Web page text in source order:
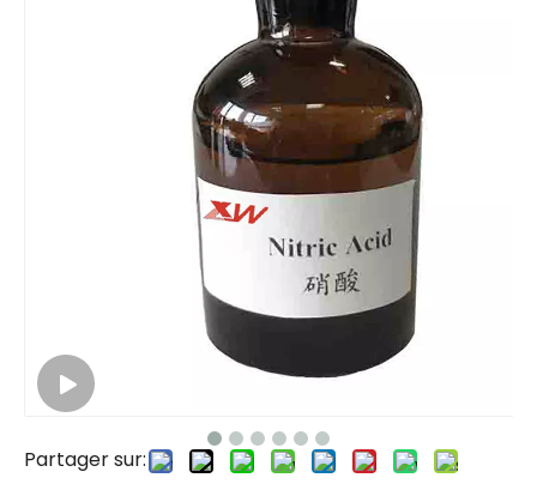
Partager sur: